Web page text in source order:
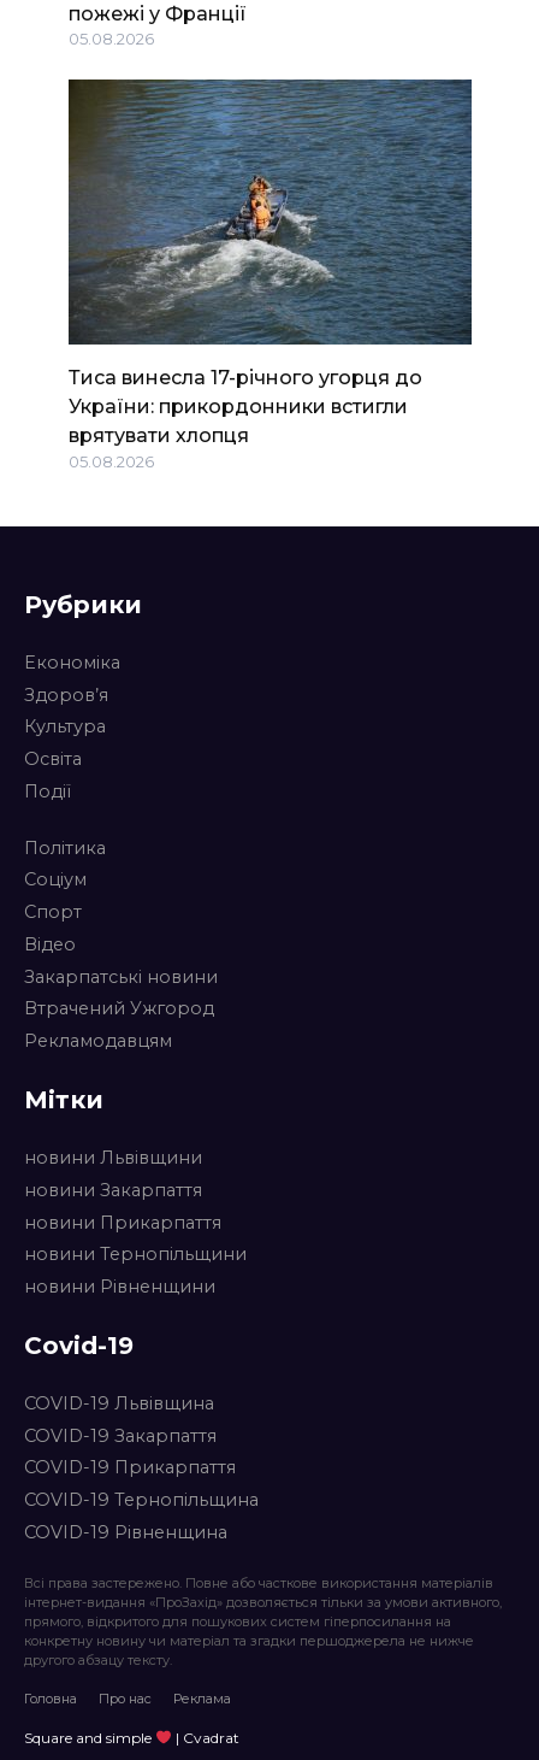
пожежі у Франції
05.08.2026
Тиса винесла 17-річного угорця до
України: прикордонники встигли
врятувати хлопця
05.08.2026
Рубрики
Економіка
Здоров’я
Культура
Освіта
Події
Політика
Соціум
Спорт
Відео
Закарпатські новини
Втрачений Ужгород
Рекламодавцям
Мітки
новини Львівщини
новини Закарпаття
новини Прикарпаття
новини Тернопільщини
новини Рівненщини
Covid-19
COVID-19 Львівщина
COVID-19 Закарпаття
COVID-19 Прикарпаття
COVID-19 Тернопільщина
COVID-19 Рівненщина
Всі права застережено. Повне або часткове використання матеріалів
інтернет-видання «ПроЗахід» дозволяється тільки за умови активного,
прямого, відкритого для пошукових систем гіперпосилання на
конкретну новину чи матеріал та згадки першоджерела не нижче
другого абзацу тексту.
Головна Про нас Реклама
Square and simple | Cvadrat